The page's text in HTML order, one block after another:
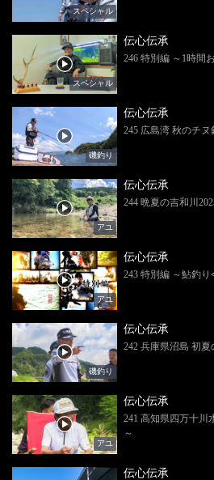
スペシャル
スペシャル
伝心伝承
246 特別編 ～1時間
磯釣り
伝心伝承
245 広島湾 秋のチ
アユ
伝心伝承
244 晩夏の吉和川
アユ
伝心伝承
243 特別編 ～鮎釣り
磯釣り
伝心伝承
242 兵庫県沼島 初夏
アユ
伝心伝承
241 高知県四万十川
～
伝心伝承